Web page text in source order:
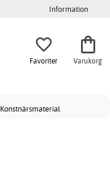
Information
Favoriter Varukorg
Konstnärsmaterial